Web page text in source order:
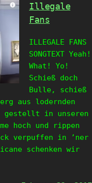
Illegale
Fans
ILLEGALE FANS
SONGTEXT Yeah!
What! Yo!
Schieß doch
Bulle, schieß
aus lodernden
gestellt in unseren
hoch und rippen
verpuffen in ’ner
schenken wir